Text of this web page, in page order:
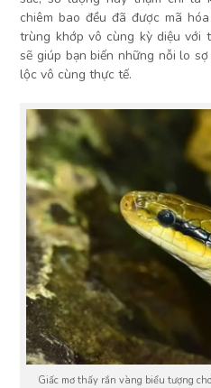
chiêm bao đều đã được mã
trùng khớp vô cùng kỳ diệu với
sẽ giúp bạn biến những nỗi lo
lộc vô cùng thực tế.
Giấc mơ thấy rắn vàng biểu tượng